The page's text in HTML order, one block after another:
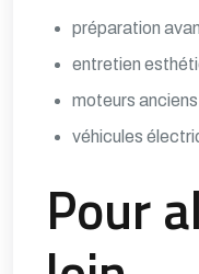
préparation
entretien
moteurs
véhicules
Pour